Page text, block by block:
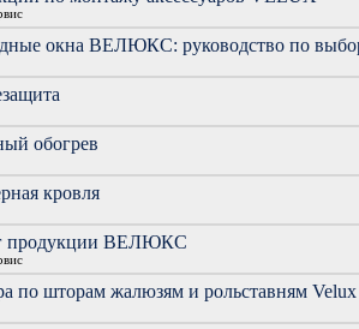
окна ВЕЛЮКС: руководство по
обогрев
кровля
продукции ВЕЛЮКС
по шторам жалюзям и рольставням Velux